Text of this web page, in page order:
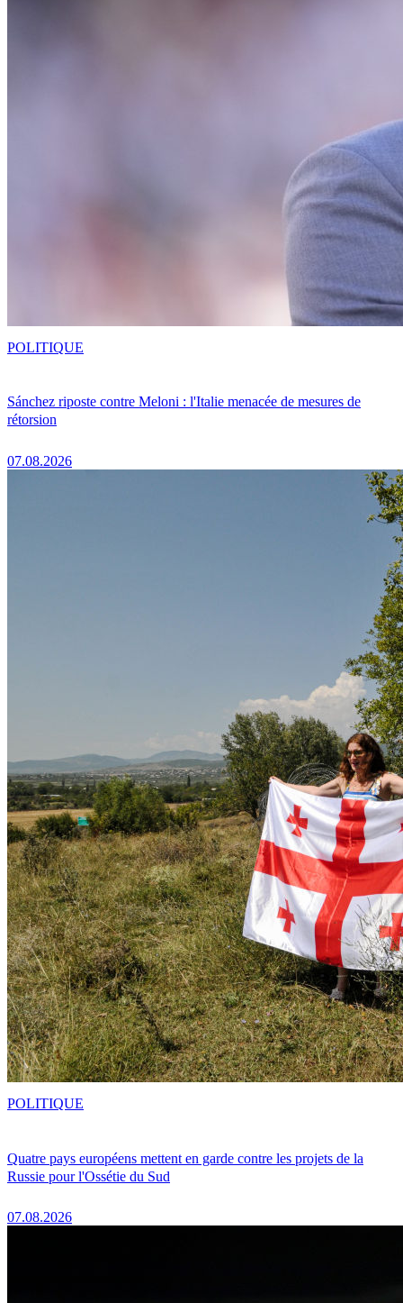
Sánchez riposte contre Meloni : l'Italie menacée de mesures de
rétorsion
07.08.2026
POLITIQUE
Quatre pays européens mettent en garde contre les projets de la
Russie pour l'Ossétie du Sud
07.08.2026
POLITIQUE